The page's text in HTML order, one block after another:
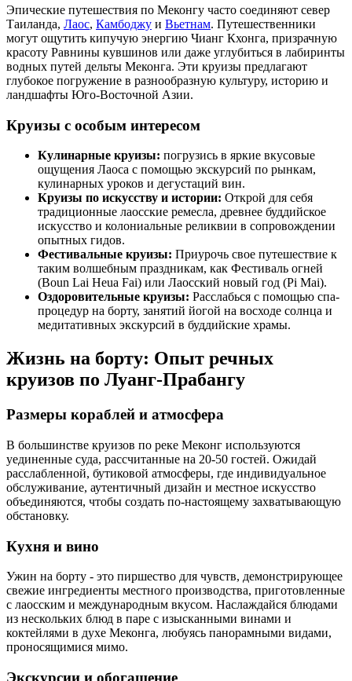
Эпические путешествия по Меконгу часто соединяют север
Таиланда, Лаос, Камбоджу и Вьетнам. Путешественники
могут ощутить кипучую энергию Чианг Кхонга, призрачную
красоту Равнины кувшинов или даже углубиться в лабиринты
водных путей дельты Меконга. Эти круизы предлагают
глубокое погружение в разнообразную культуру, историю и
ландшафты Юго-Восточной Азии.
Круизы с особым интересом
Кулинарные круизы: погрузись в яркие вкусовые
ощущения Лаоса с помощью экскурсий по рынкам,
кулинарных уроков и дегустаций вин.
Круизы по искусству и истории: Открой для себя
традиционные лаосские ремесла, древнее буддийское
искусство и колониальные реликвии в сопровождении
опытных гидов.
Фестивальные круизы: Приурочь свое путешествие к
таким волшебным праздникам, как Фестиваль огней
(Boun Lai Heua Fai) или Лаосский новый год (Pi Mai).
Оздоровительные круизы: Расслабься с помощью спа-
процедур на борту, занятий йогой на восходе солнца и
медитативных экскурсий в буддийские храмы.
Жизнь на борту: Опыт речных
круизов по Луанг-Прабангу
Размеры кораблей и атмосфера
В большинстве круизов по реке Меконг используются
уединенные суда, рассчитанные на 20-50 гостей. Ожидай
расслабленной, бутиковой атмосферы, где индивидуальное
обслуживание, аутентичный дизайн и местное искусство
объединяются, чтобы создать по-настоящему захватывающую
обстановку.
Кухня и вино
Ужин на борту - это пиршество для чувств, демонстрирующее
свежие ингредиенты местного производства, приготовленные
с лаосским и международным вкусом. Наслаждайся блюдами
из нескольких блюд в паре с изысканными винами и
коктейлями в духе Меконга, любуясь панорамными видами,
проносящимися мимо.
Экскурсии и обогащение